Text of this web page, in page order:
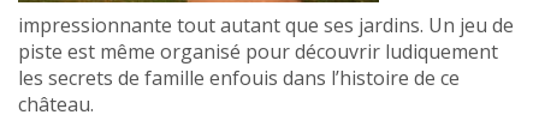
impressionnante tout autant que ses jardins. Un jeu de
piste est même organisé pour découvrir ludiquement
les secrets de famille enfouis dans l’histoire de ce
château.